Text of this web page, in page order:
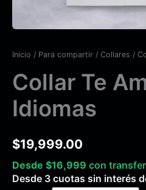
Inicio / Para compartir / Collares /
Collar Te
Idiomas
$19,999.00
Desde $16,999 con
Desde 3 cuotas sin interés